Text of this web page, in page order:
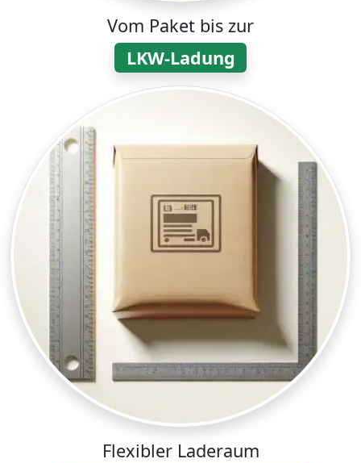
Vom Paket bis zur
LKW-Ladung
Flexibler Laderaum